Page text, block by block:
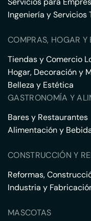
Ingeniería y Servicios
COMPRAS, HOGAR Y
Tiendas y Comercio
Hogar, Decoración y
Belleza y Estética
GASTRONOMÍA Y
Bares y Restaurantes
Alimentación y
CONSTRUCCIÓN Y
Reformas,
Industria y
MASCOTAS